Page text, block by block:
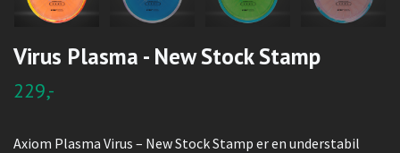
Virus Plasma - New Stock Stamp
229,-
Axiom Plasma Virus – New Stock Stamp er en understabil